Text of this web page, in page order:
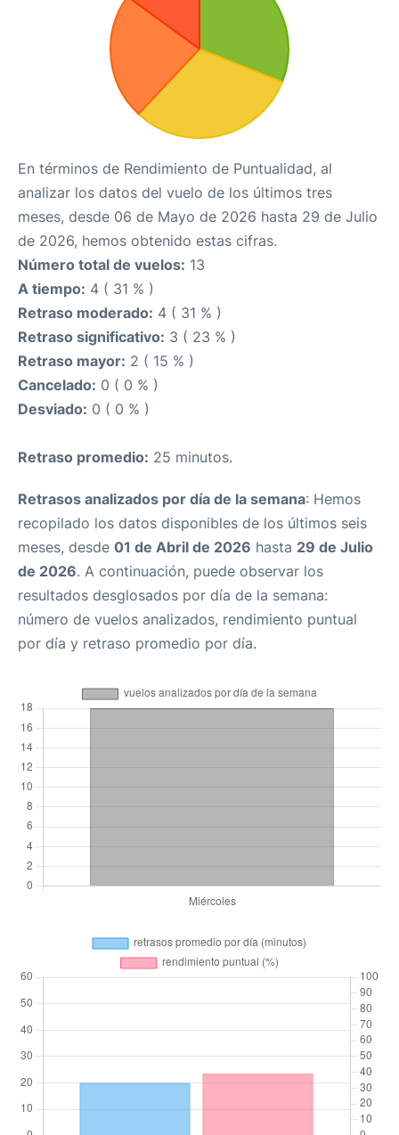
En términos de Rendimiento de Puntualidad, al
analizar los datos del vuelo de los últimos tres
meses, desde 06 de Mayo de 2026 hasta 29 de Julio
de 2026, hemos obtenido estas cifras.
Número total de vuelos: 13
A tiempo: 4 ( 31 % )
Retraso moderado: 4 ( 31 % )
Retraso significativo: 3 ( 23 % )
Retraso mayor: 2 ( 15 % )
Cancelado: 0 ( 0 % )
Desviado: 0 ( 0 % )
Retraso promedio: 25 minutos.
Retrasos analizados por día de la semana: Hemos
recopilado los datos disponibles de los últimos seis
meses, desde 01 de Abril de 2026 hasta 29 de Julio
de 2026. A continuación, puede observar los
resultados desglosados por día de la semana:
número de vuelos analizados, rendimiento puntual
por día y retraso promedio por día.